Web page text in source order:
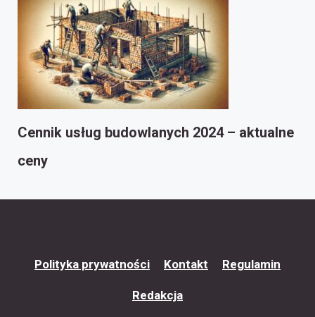
Cennik usług budowlanych 2024 – aktualne
ceny
Polityka prywatności Kontakt Regulamin
Redakcja